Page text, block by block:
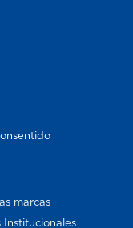
marcas
Institucionales